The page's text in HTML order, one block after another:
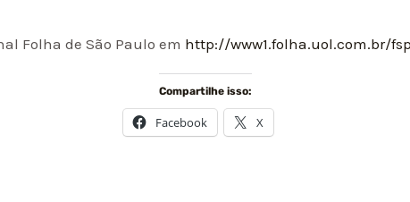
Folha de São Paulo em http://www1.folha.uol.com.br/
Compartilhe isso:
Facebook X